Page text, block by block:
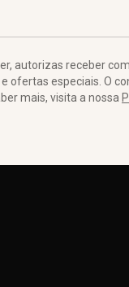
autorizas receber
ofertas especiais. O
mais, visita a nossa